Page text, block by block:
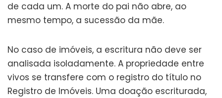
de cada um. A morte do pai não abre, ao
mesmo tempo, a sucessão da mãe.
No caso de imóveis, a escritura não deve ser
analisada isoladamente. A propriedade entre
vivos se transfere com o registro do título no
Registro de Imóveis. Uma doação escriturada,